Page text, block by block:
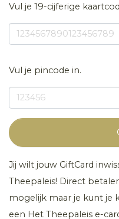
Vul je 19-cijferige
Vul je pincode in.
Jij wilt jouw GiftCard
Theepaleis! Direct
mogelijk maar je kunt je
een Het Theepaleis e-